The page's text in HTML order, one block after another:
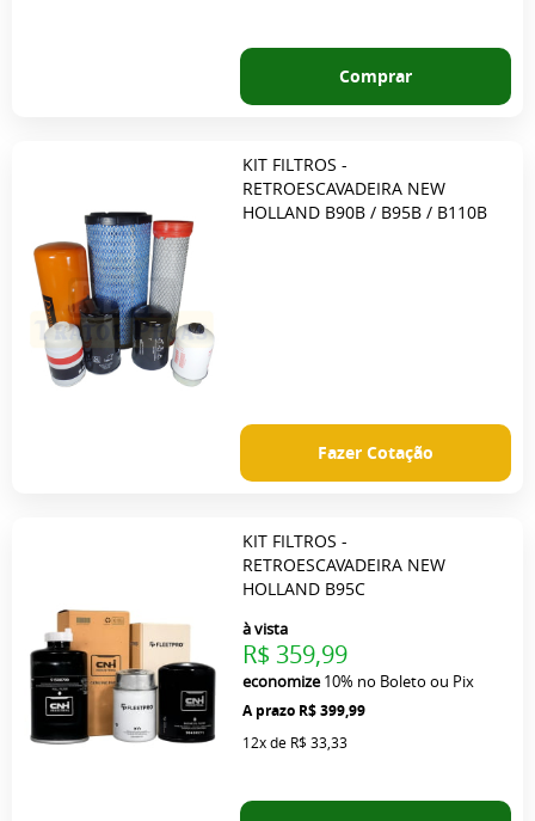
Comprar
KIT FILTROS -
RETROESCAVADEIRA NEW
HOLLAND B90B / B95B / B110B
Fazer Cotação
KIT FILTROS -
RETROESCAVADEIRA NEW
HOLLAND B95C
R$ 399,99
à vista
R$ 359,99
economize10% no Boleto ou Pix
12xde R$ 33,33